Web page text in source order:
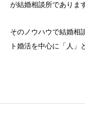
が結婚相談所でありま
そのノウハウで結婚相
ト婚活を中心に「人」